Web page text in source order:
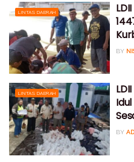
LINTAS DAERAH
BY
LINTAS DAERAH
BY